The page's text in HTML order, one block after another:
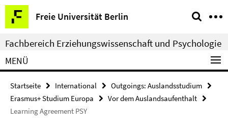
Springe
direkt
zu
Inhalt
Freie Universität Berlin
Service-
Navigation
Fachbereich Erziehungswissenschaft und Psychologie
MENÜ
Startseite International
Outgoings: Auslandsstudium
Erasmus+ Studium Europa
Vor dem Auslandsaufenthalt
Learning Agreement PSY